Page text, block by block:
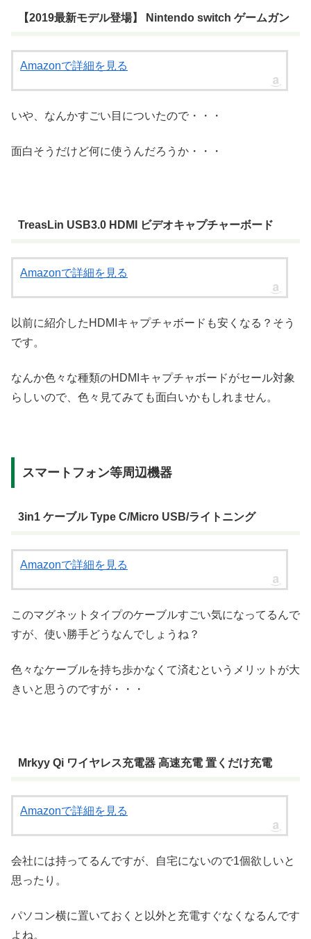
【2019最新モデル登場】 Nintendo switch ゲームガン
Amazonで詳細を見る
いや、なんかすごい目についたので・・・
面白そうだけど何に使うんだろうか・・・
TreasLin USB3.0 HDMI ビデオキャプチャーボード
Amazonで詳細を見る
以前に紹介したHDMIキャプチャボードも安くなる？そう
です。
なんか色々な種類のHDMIキャプチャボードがセール対象
らしいので、色々見てみても面白いかもしれません。
スマートフォン等周辺機器
3in1 ケーブル Type C/Micro USB/ライトニング
Amazonで詳細を見る
このマグネットタイプのケーブルすごい気になってるんで
すが、使い勝手どうなんでしょうね？
色々なケーブルを持ち歩かなくて済むというメリットが大
きいと思うのですが・・・
Mrkyy Qi ワイヤレス充電器 高速充電 置くだけ充電
Amazonで詳細を見る
会社には持ってるんですが、自宅にないので1個欲しいと
思ったり。
パソコン横に置いておくと以外と充電すぐなくなるんです
よね。